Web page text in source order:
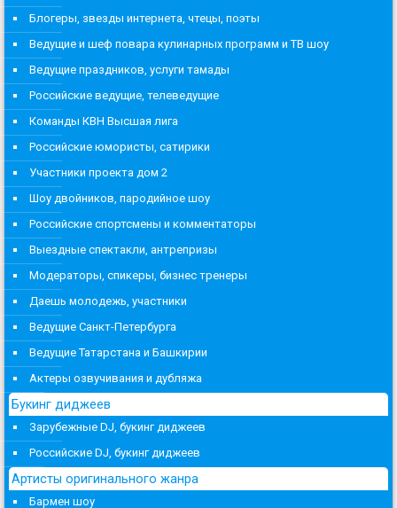
Блогеры, звезды интернета, чтецы, поэты
Ведущие и шеф повара кулинарных программ и ТВ шоу
Ведущие праздников, услуги тамады
Российские ведущие, телеведущие
Команды КВН Высшая лига
Российские юмористы, сатирики
Участники проекта дом 2
Шоу двойников, пародийное шоу
Российские спортсмены и комментаторы
Выездные спектакли, антрепризы
Модераторы, спикеры, бизнес тренеры
Даешь молодежь, участники
Ведущие Санкт-Петербурга
Ведущие Татарстана и Башкирии
Актеры озвучивания и дубляжа
Букинг диджеев
Зарубежные DJ, букинг диджеев
Российские DJ, букинг диджеев
Артисты оригинального жанра
Бармен шоу